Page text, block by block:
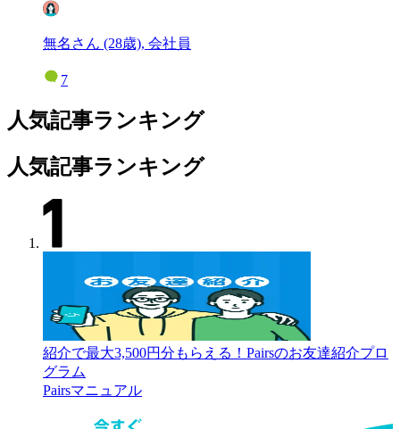
無名さん (28歳), 会社員
7
人気記事ランキング
人気記事ランキング
紹介で最大3,500円分もらえる！Pairsのお友達紹介プロ
グラム
Pairsマニュアル